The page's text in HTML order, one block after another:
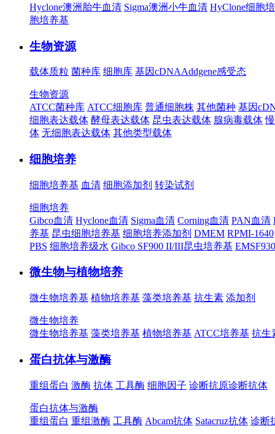
Hyclone澳洲胎牛血清 Sigma澳洲小牛血清 HyClone细胞
胞培养基
生物资源
载体质粒 菌种库 细胞库 基因cDNAAddgene感受态
生物资源
ATCC菌种库 ATCC细胞库 普通细胞株 其他菌种 基因
细胞表达载体 酵母表达载体 昆虫表达载体 腺病毒载体
体 无细胞表达载体 其他类型载体
细胞培养
细胞培养基 血清 细胞添加剂 转染试剂
细胞培养
Gibco血清 Hyclone血清 Sigma血清 Corning血清 PAN血清
养基 昆虫细胞培养基 细胞培养添加剂 DMEM RPMI-1640
PBS 细胞培养级水 Gibco SF900 II/III昆虫培养基
微生物与植物培养
微生物培养基 植物培养基 藻类培养基 抗生素 添加剂
微生物培养
微生物培养基 藻类培养基 植物培养基 ATCC培养基 抗生
蛋白抗体与激酶
重组蛋白 激酶 抗体 工具酶 细胞因子 诊断抗原诊断抗体
蛋白抗体与激酶
重组蛋白 重组激酶 工具酶 Abcam抗体 Satacruz抗体 诊断